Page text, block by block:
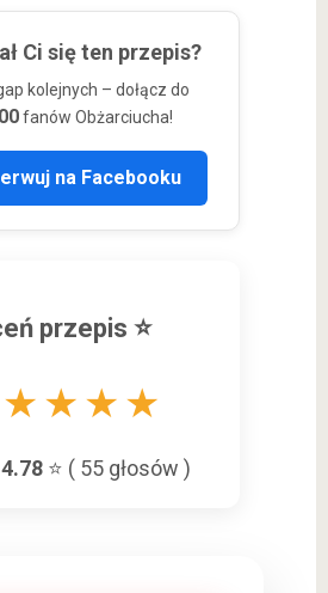
ten odliczam od momentu, gdy
bezpiecznie stały w spiżarni
Ci się ten przepis?
kolejnych – dołącz do
fanów Obżarciucha!
na Facebooku
przepis ⭐
★ ★ ★ ★
4.78 ⭐ ( 55 głosów )